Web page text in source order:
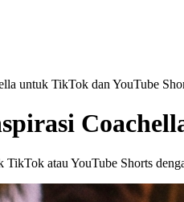
untuk TikTok dan YouTube
TikTok atau YouTube Shorts